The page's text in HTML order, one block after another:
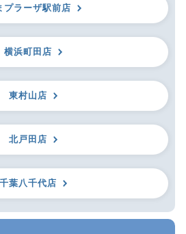
プラーザ駅前店
横浜町田店
東村山店
北戸田店
千葉八千代店